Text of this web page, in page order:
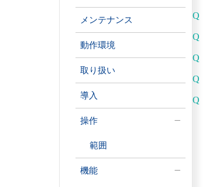
メンテナンス
動作環境
取り扱い
導入
操作
範囲
機能